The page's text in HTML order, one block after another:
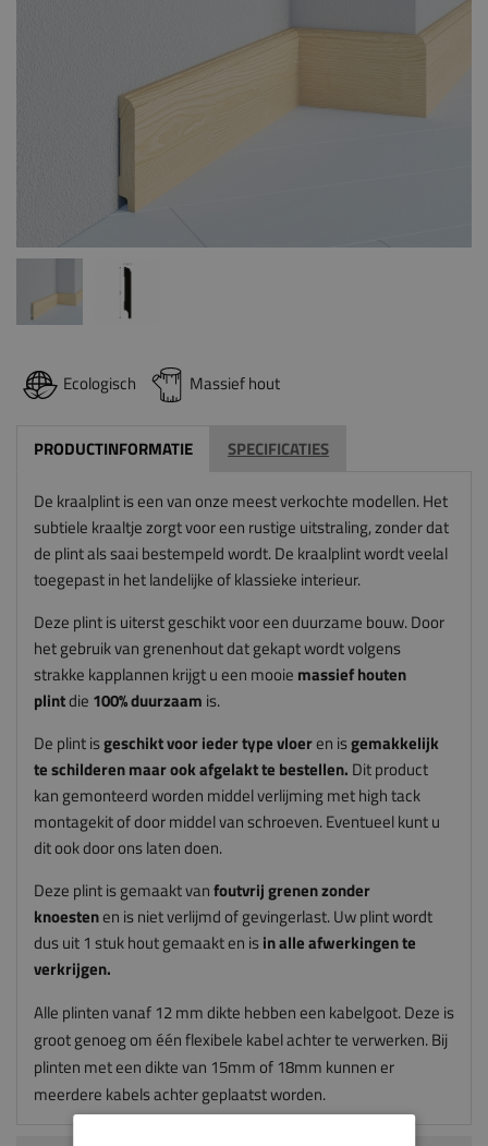
Ecologisch Massief hout
PRODUCTINFORMATIE SPECIFICATIES
De kraalplint is een van onze meest verkochte modellen. Het
subtiele kraaltje zorgt voor een rustige uitstraling, zonder dat
de plint als saai bestempeld wordt. De kraalplint wordt veelal
toegepast in het landelijke of klassieke interieur.
Deze plint is uiterst geschikt voor een duurzame bouw. Door
het gebruik van grenenhout dat gekapt wordt volgens
strakke kapplannen krijgt u een mooie massief houten
plintdie 100% duurzaam is.
De plint isgeschikt voor ieder type vloeren isgemakkelijk
te schilderen maar ook afgelakt te bestellen. Dit product
kan gemonteerd worden middel verlijming met high tack
montagekit of door middel van schroeven. Eventueel kunt u
dit ook door ons laten doen.
Deze plint is gemaakt vanfoutvrij grenen zonder
knoestenen is niet verlijmd of gevingerlast. Uw plint wordt
dus uit 1 stuk hout gemaakt en isin alle afwerkingen te
verkrijgen.
Alle plinten vanaf 12 mm dikte hebben een kabelgoot. Deze is
groot genoeg om één flexibele kabel achter te verwerken. Bij
plinten met een dikte van 15mm of 18mm kunnen er
meerdere kabels achter geplaatst worden.